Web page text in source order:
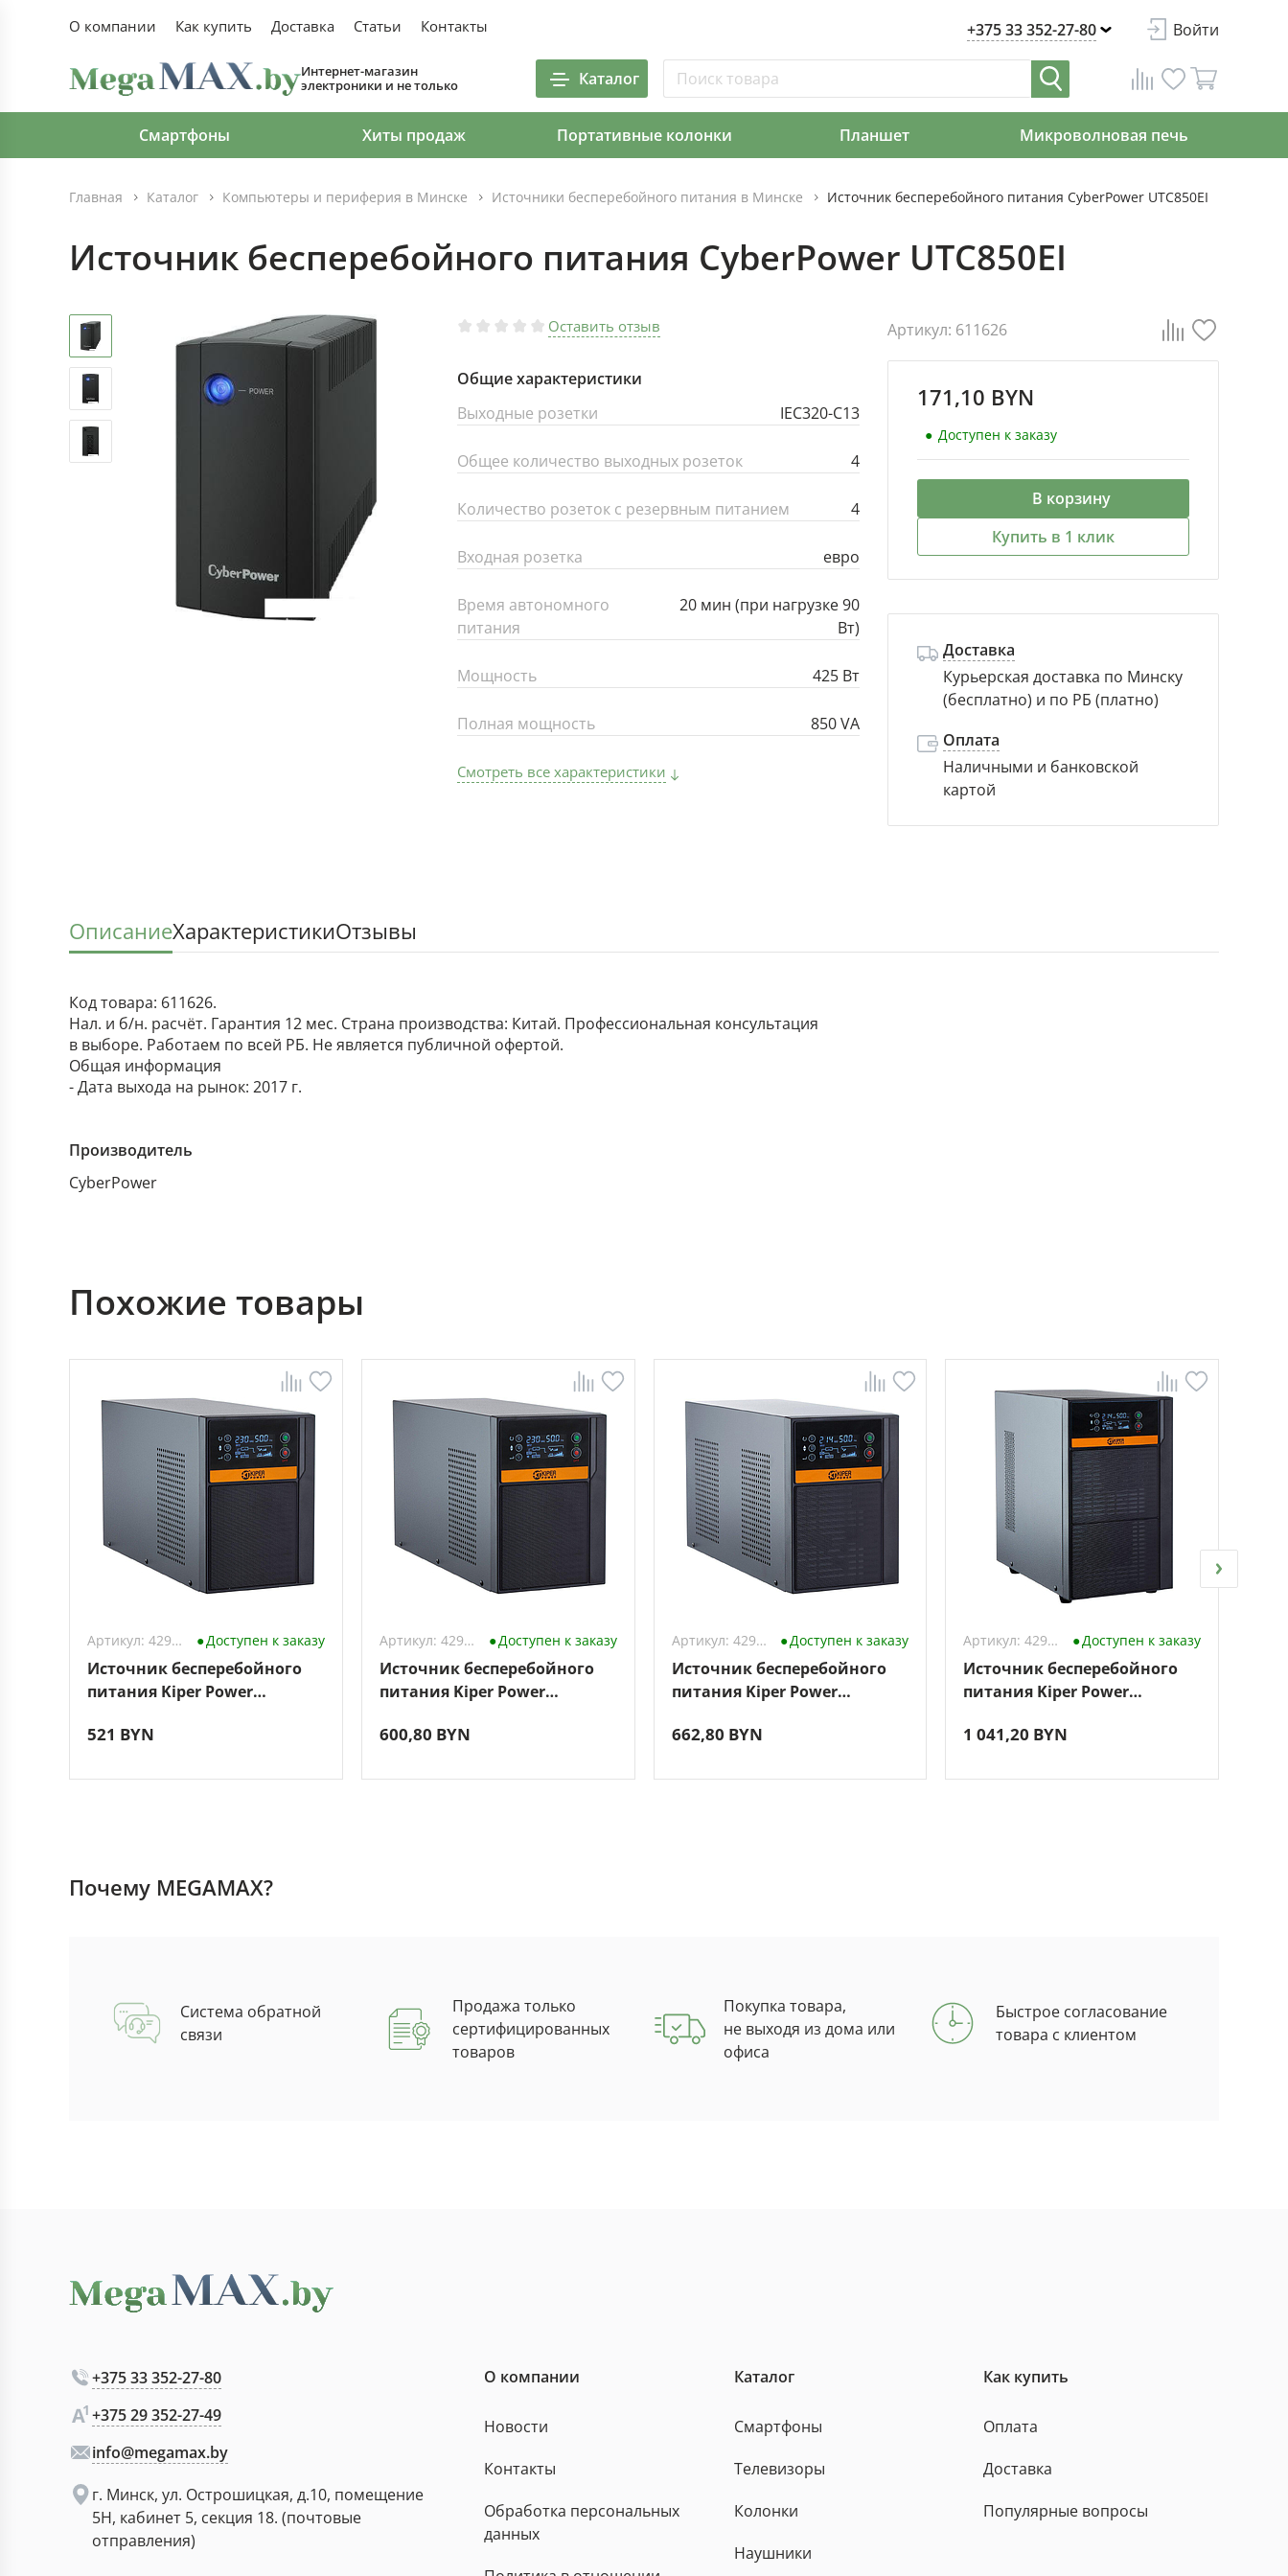
О компании Как купить Доставка Статьи Контакты +375 33 352-27-80 Войти
Интернет-магазин
электроники и не только
Каталог
Смартфоны Хиты продаж Портативные колонки Планшет Микроволновая печь
Главная Каталог Компьютеры и периферия в Минске Источники бесперебойного питания в Минске Источник бесперебойного питания CyberPower UTC850EI
Источник бесперебойного питания CyberPower UTC850EI
Оставить отзыв
Общие характеристики
Выходные розетки
IEC320-C13
Общее количество выходных розеток 4
Количество розеток с резервным питанием 4
Входная розетка евро
Время автономного
питания
20 мин (при нагрузке 90
Вт)
Мощность 425 Вт
Полная мощность 850 VA
Смотреть все характеристики
Артикул: 611626
171,10 BYN
Доступен к заказу
В корзину
Купить в 1 клик
Доставка
Курьерская доставка по Минску
(бесплатно) и по РБ (платно)
Оплата
Наличными и банковской
картой
ОписаниеХарактеристикиОтзывы
Код товара: 611626.
Нал. и б/н. расчёт. Гарантия 12 мес. Страна производства: Китай. Профессиональная консультация
в выборе. Работаем по всей РБ. Не является публичной офертой.
Общая информация
- Дата выхода на рынок: 2017 г.
Производитель
CyberPower
Похожие товары
Артикул: 4298538 Доступен к заказу
Источник бесперебойного
питания Kiper Power
(1000VA/800W)
521 BYN
Артикул: 4298398 Доступен к заказу
Источник бесперебойного
питания Kiper Power
(1500VA/1200W)
600,80 BYN
Артикул: 4294645 Доступен к заказу
Источник бесперебойного
питания Kiper Power
(2000VA/1600W)
662,80 BYN
Артикул: 4294016 Доступен к заказу
Источник бесперебойного
питания Kiper Power
(3000VA/2400W)
1 041,20 BYN
Почему MEGAMAX?
Система обратной
связи
Продажа только
сертифицированных
товаров
Покупка товара,
не выходя из дома или
офиса
Быстрое согласование
товара с клиентом
+375 33 352-27-80
+375 29 352-27-49
info@megamax.by
г. Минск, ул. Острошицкая, д.10, помещение
5Н, кабинет 5, секция 18. (почтовые
отправления)
О компании
Новости
Контакты
Обработка персональных
данных
Каталог
Смартфоны
Телевизоры
Колонки
Наушники
Как купить
Оплата
Доставка
Популярные вопросы